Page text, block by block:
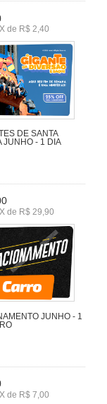
de R$ 2,40
DE SANTA
JUNHO - 1 DIA
de R$ 29,90
JUNHO - 1
de R$ 7,00